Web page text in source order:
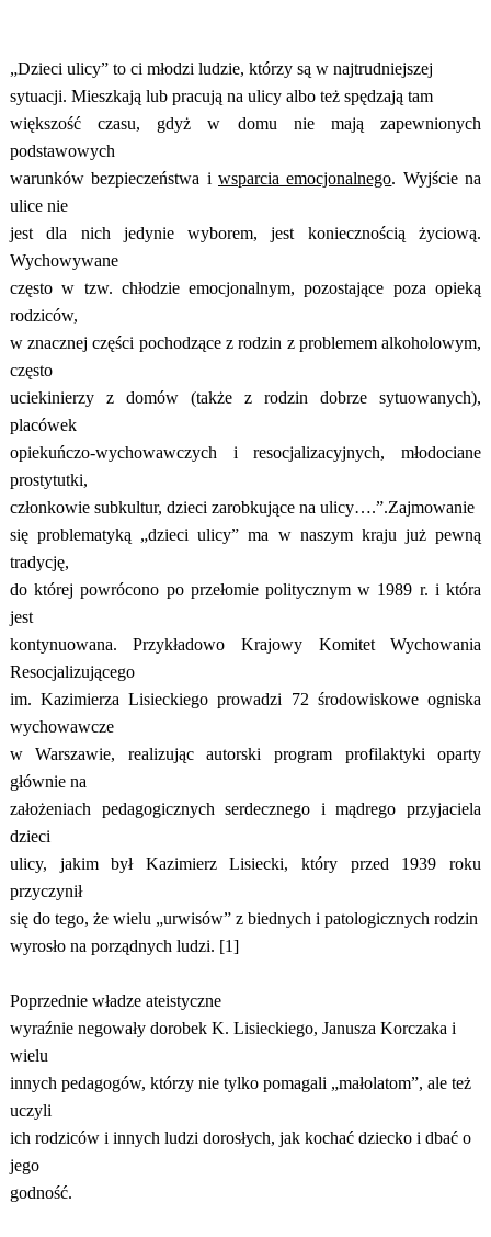
„Dzieci ulicy” to ci młodzi ludzie, którzy są w najtrudniejszej
sytuacji. Mieszkają lub pracują na ulicy albo też spędzają tam
większość czasu, gdyż w domu nie mają zapewnionych
podstawowych
warunków bezpieczeństwa i wsparcia emocjonalnego. Wyjście na
ulice nie
jest dla nich jedynie wyborem, jest koniecznością życiową.
Wychowywane
często w tzw. chłodzie emocjonalnym, pozostające poza opieką
rodziców,
w znacznej części pochodzące z rodzin z problemem alkoholowym,
często
uciekinierzy z domów (także z rodzin dobrze sytuowanych),
placówek
opiekuńczo-wychowawczych i resocjalizacyjnych, młodociane
prostytutki,
członkowie subkultur, dzieci zarobkujące na ulicy….”.Zajmowanie
się problematyką „dzieci ulicy” ma w naszym kraju już pewną
tradycję,
do której powrócono po przełomie politycznym w 1989 r. i która
jest
kontynuowana. Przykładowo Krajowy Komitet Wychowania
Resocjalizującego
im. Kazimierza Lisieckiego prowadzi 72 środowiskowe ogniska
wychowawcze
w Warszawie, realizując autorski program profilaktyki oparty
głównie na
założeniach pedagogicznych serdecznego i mądrego przyjaciela
dzieci
ulicy, jakim był Kazimierz Lisiecki, który przed 1939 roku
przyczynił
się do tego, że wielu „urwisów” z biednych i patologicznych rodzin
wyrosło na porządnych ludzi. [1]
Poprzednie władze ateistyczne
wyraźnie negowały dorobek K. Lisieckiego, Janusza Korczaka i
wielu
innych pedagogów, którzy nie tylko pomagali „małolatom”, ale też
uczyli
ich rodziców i innych ludzi dorosłych, jak kochać dziecko i dbać o
jego
godność.